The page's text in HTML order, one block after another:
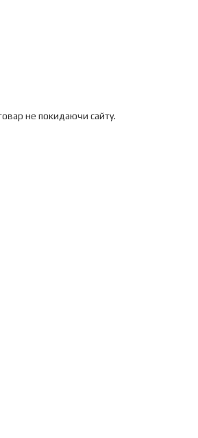
не покидаючи сайту.